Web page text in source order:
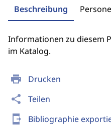
print Drucken
share Teilen
send_to_mobile Bibliographie
Beschreibung
Informationen zu diesem
im Katalog.